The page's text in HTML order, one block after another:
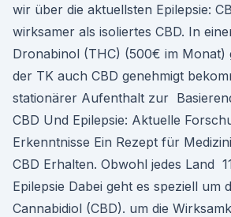
wir über die aktuellsten Epilepsie:
wirksamer als isoliertes CBD. In
Dronabinol (THC) (500€ im Monat)
der TK auch CBD genehmigt
stationärer Aufenthalt zur
CBD Und Epilepsie: Aktuelle
Erkenntnisse Ein Rezept für
CBD Erhalten. Obwohl jedes Land
Epilepsie Dabei geht es speziell um
Cannabidiol (CBD). um die